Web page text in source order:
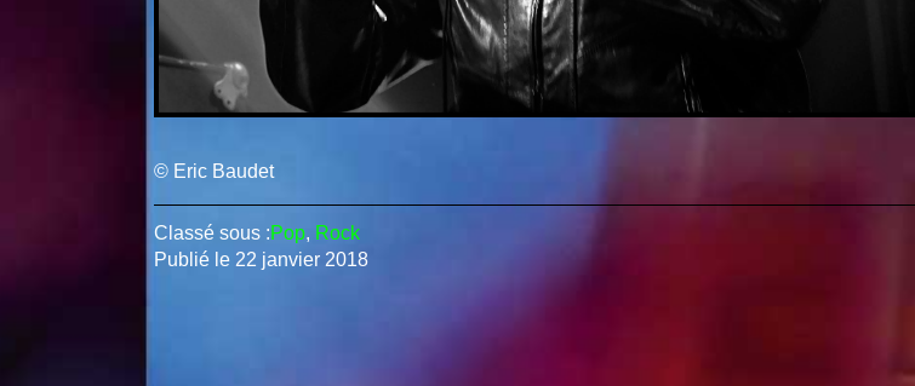
© Eric Baudet
Classé sous :Pop, Rock
Publié le 22 janvier 2018